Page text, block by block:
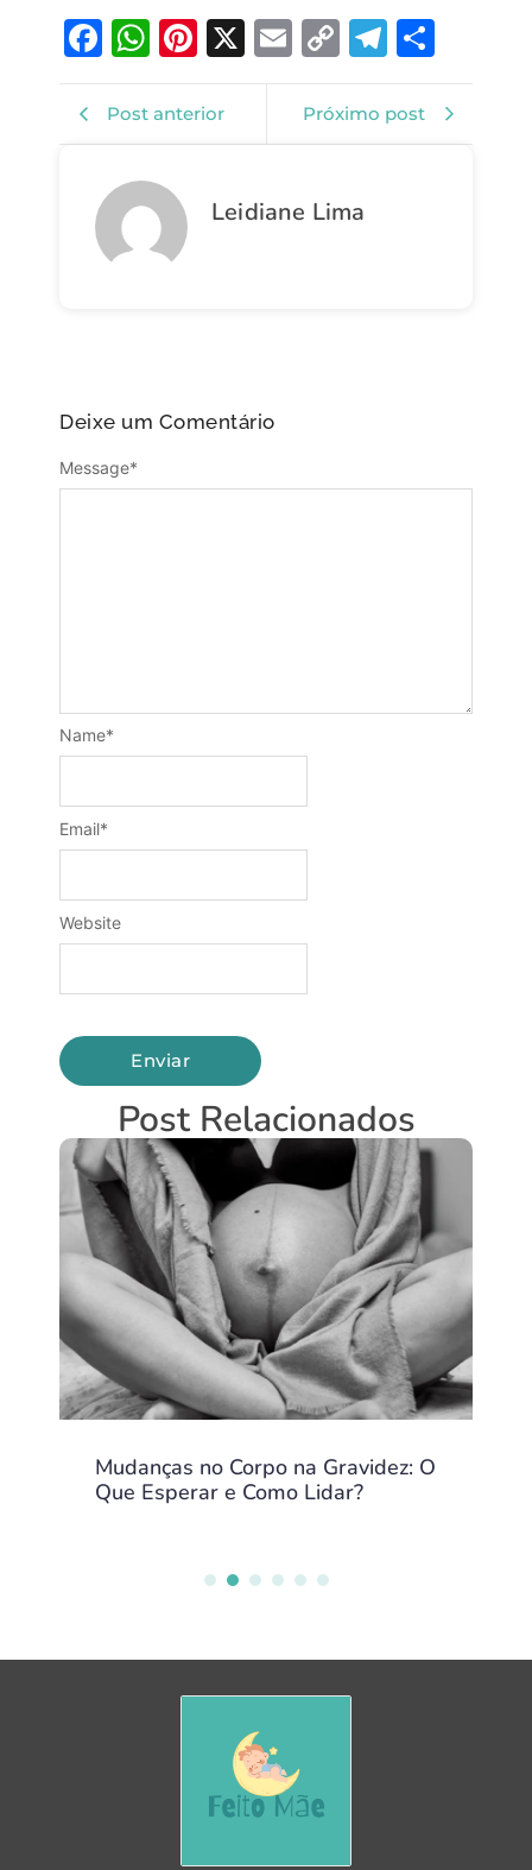
Facebook
WhatsApp
Pinterest
X EmailCopy
Post anterior Próximo post
Leidiane Lima
Deixe um Comentário
Message*
Name*
Email*
Website
Post Relacionados
Mudanças no Corpo na Gravidez: O
Que Esperar e Como Lidar?